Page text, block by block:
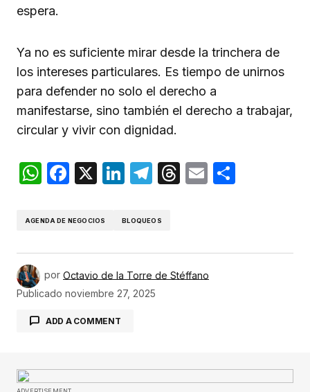
espera.
Ya no es suficiente mirar desde la trinchera de
los intereses particulares. Es tiempo de unirnos
para defender no solo el derecho a
manifestarse, sino también el derecho a trabajar,
circular y vivir con dignidad.
WhatsApp
Facebook
X LinkedIn
Telegram
Threads
Email
AGENDA DE NEGOCIOS BLOQUEOS
por Octavio de la Torre de Stéffano
Publicado noviembre 27, 2025
ADD A COMMENT
Tu dirección de correo electrónico no será